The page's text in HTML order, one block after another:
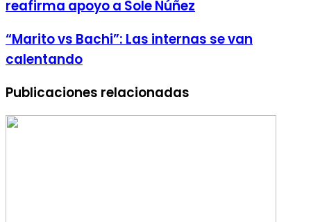
reafirma apoyo a Sole Núñez
“Marito vs Bachi”: Las internas se van
calentando
Publicaciones relacionadas